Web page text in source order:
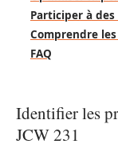
Participer à
Comprendre
FAQ
Identifier les
JCW 231